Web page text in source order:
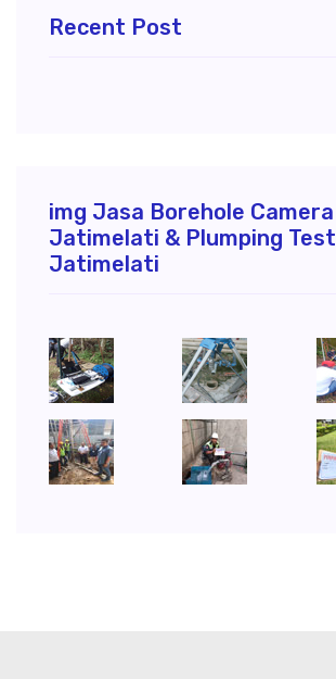
Recent Post
img Jasa Borehole Camera
Jatimelati & Plumping Test
Jatimelati